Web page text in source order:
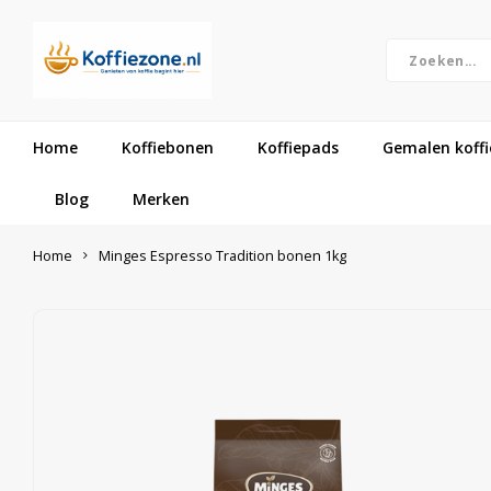
Home Koffiebonen Koffiepads Gemalen
Blog Merken
Home Minges Espresso Tradition bonen 1kg